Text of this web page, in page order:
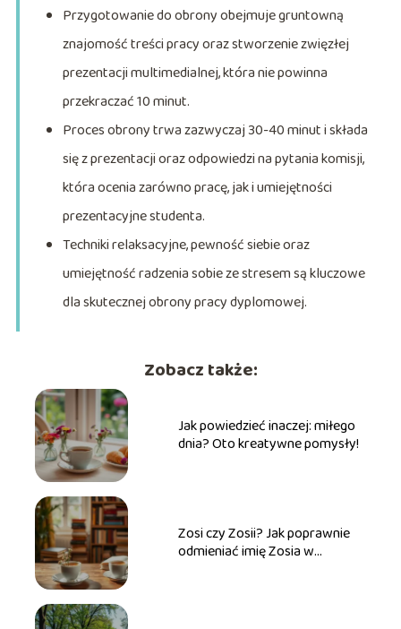
Przygotowanie do obrony obejmuje gruntowną
znajomość treści pracy oraz stworzenie zwięzłej
prezentacji multimedialnej, która nie powinna
przekraczać 10 minut.
Proces obrony trwa zazwyczaj 30-40 minut i składa
się z prezentacji oraz odpowiedzi na pytania komisji,
która ocenia zarówno pracę, jak i umiejętności
prezentacyjne studenta.
Techniki relaksacyjne, pewność siebie oraz
umiejętność radzenia sobie ze stresem są kluczowe
dla skutecznej obrony pracy dyplomowej.
Zobacz także:
Jak powiedzieć inaczej: miłego
dnia? Oto kreatywne pomysły!
Zosi czy Zosii? Jak poprawnie
odmieniać imię Zosia w